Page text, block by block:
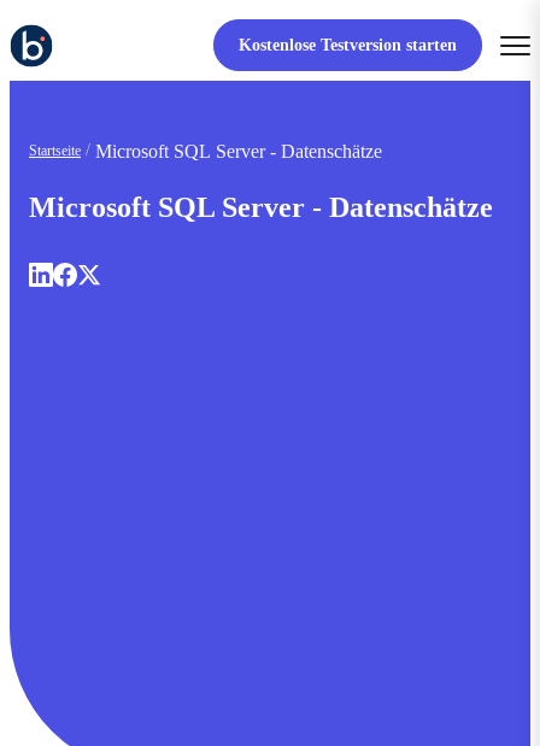
Kostenlose Testversion starten
Startseite Microsoft SQL Server - Datenschätze
Microsoft SQL Server - Datenschätze